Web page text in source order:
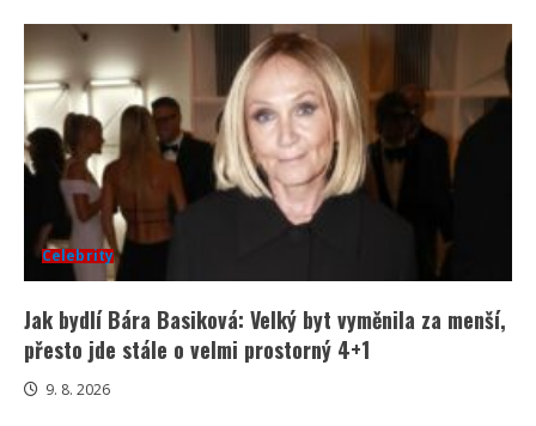
Celebrity
Jak bydlí Bára Basiková: Velký byt vyměnila za menší,
přesto jde stále o velmi prostorný 4+1
9. 8. 2026